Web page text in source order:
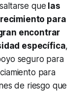
que las
para
encontrar
específica,
seguro para
para
de riesgo que